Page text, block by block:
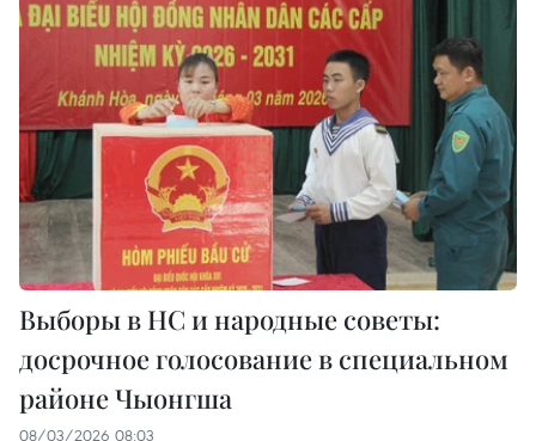
Выборы в НС и народные советы:
досрочное голосование в специальном
районе Чыонгша
08/03/2026 08:03